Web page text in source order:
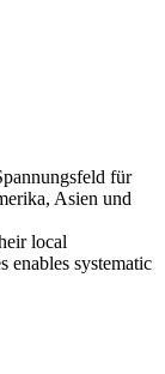
für
Asien und
local
enables systematic